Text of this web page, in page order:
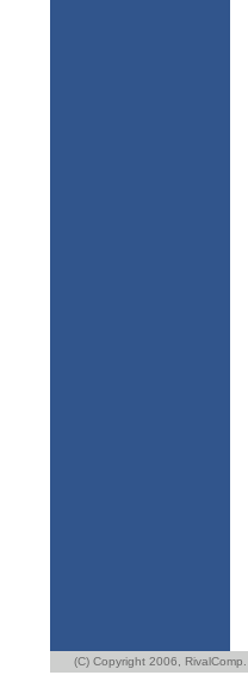
(C) Copyright 2006, RivalComp